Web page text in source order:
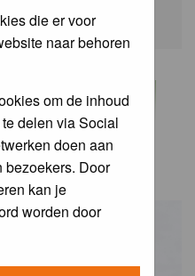
die er voor
naar behoren
om de inhoud
delen via Social
doen aan
bezoekers. Door
kan je
worden door